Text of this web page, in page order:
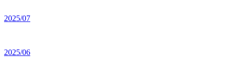
2025/07
2025/06